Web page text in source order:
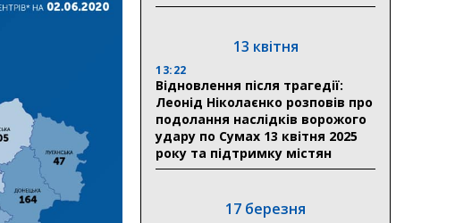
13 квітня
13:22
Відновлення після трагедії:
Леонід Ніколаєнко розповів про
подолання наслідків ворожого
удару по Сумах 13 квітня 2025
року та підтримку містян
17 березня